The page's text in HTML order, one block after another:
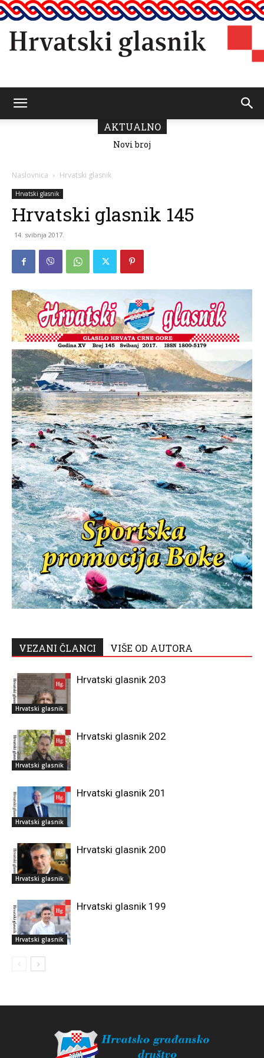
AKTUALNO
Novi broj
znaku četvrt
društva
Naslovnica Hrvatski glasnik
Hrvatski glasnik
Hrvatski glasnik 145
14. svibnja 2017.
VEZANI ČLANCI VIŠE OD AUTORA
Hrvatski glasnik
Hrvatski glasnik 203
Hrvatski glasnik
Hrvatski glasnik 202
Hrvatski glasnik
Hrvatski glasnik 201
Hrvatski glasnik
Hrvatski glasnik 200
Hrvatski glasnik
Hrvatski glasnik 199